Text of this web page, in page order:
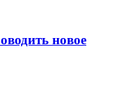
новое